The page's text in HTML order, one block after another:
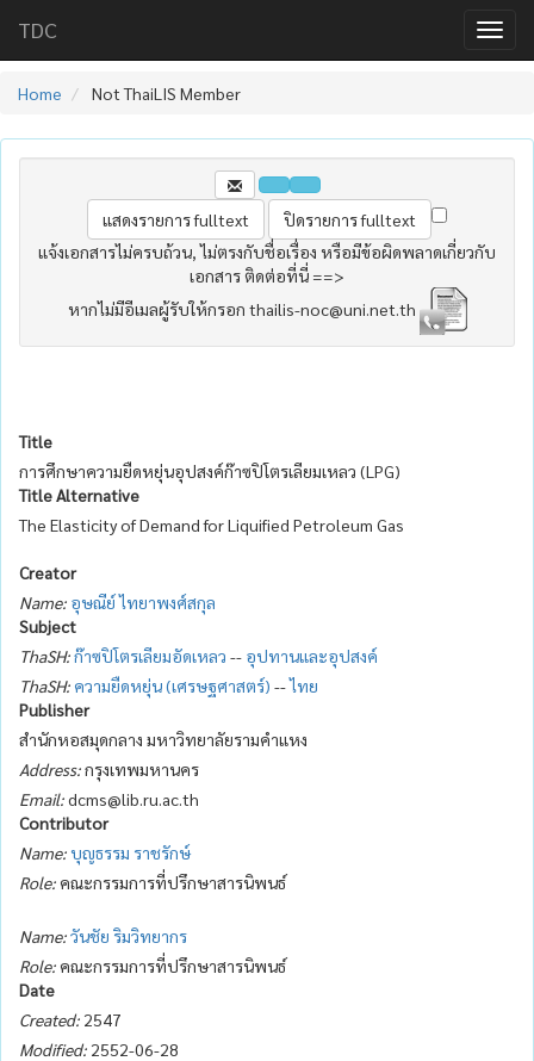
TDC
Home Not ThaiLIS Member
แจ้งเอกสารไม่ครบถ้วน, ไม่ตรงกับชื่อเรื่อง หรือมีข้อผิดพลาดเกี่ยวกับ
เอกสาร ติดต่อที่นี่ ==>
หากไม่มีอีเมลผู้รับให้กรอก thailis-noc@uni.net.th
Title
การศึกษาความยืดหยุ่นอุปสงค์ก๊าซปิโตรเลียมเหลว (LPG)
Title Alternative
The Elasticity of Demand for Liquified Petroleum Gas
Creator
Name: อุษณีย์ ไทยาพงศ์สกุล
Subject
ThaSH:ก๊าซปิโตรเลียมอัดเหลว -- อุปทานและอุปสงค์
ThaSH: ความยืดหยุ่น (เศรษฐศาสตร์) --ไทย
Publisher
สำนักหอสมุดกลาง มหาวิทยาลัยรามคำแหง
Address:กรุงเทพมหานคร
Email:dcms@lib.ru.ac.th
Contributor
Name:บุญธรรม ราชรักษ์
Role: คณะกรรมการที่ปรึกษาสารนิพนธ์
Name:วันชัย ริมวิทยากร
Role: คณะกรรมการที่ปรึกษาสารนิพนธ์
Date
Created: 2547
Modified: 2552-06-28